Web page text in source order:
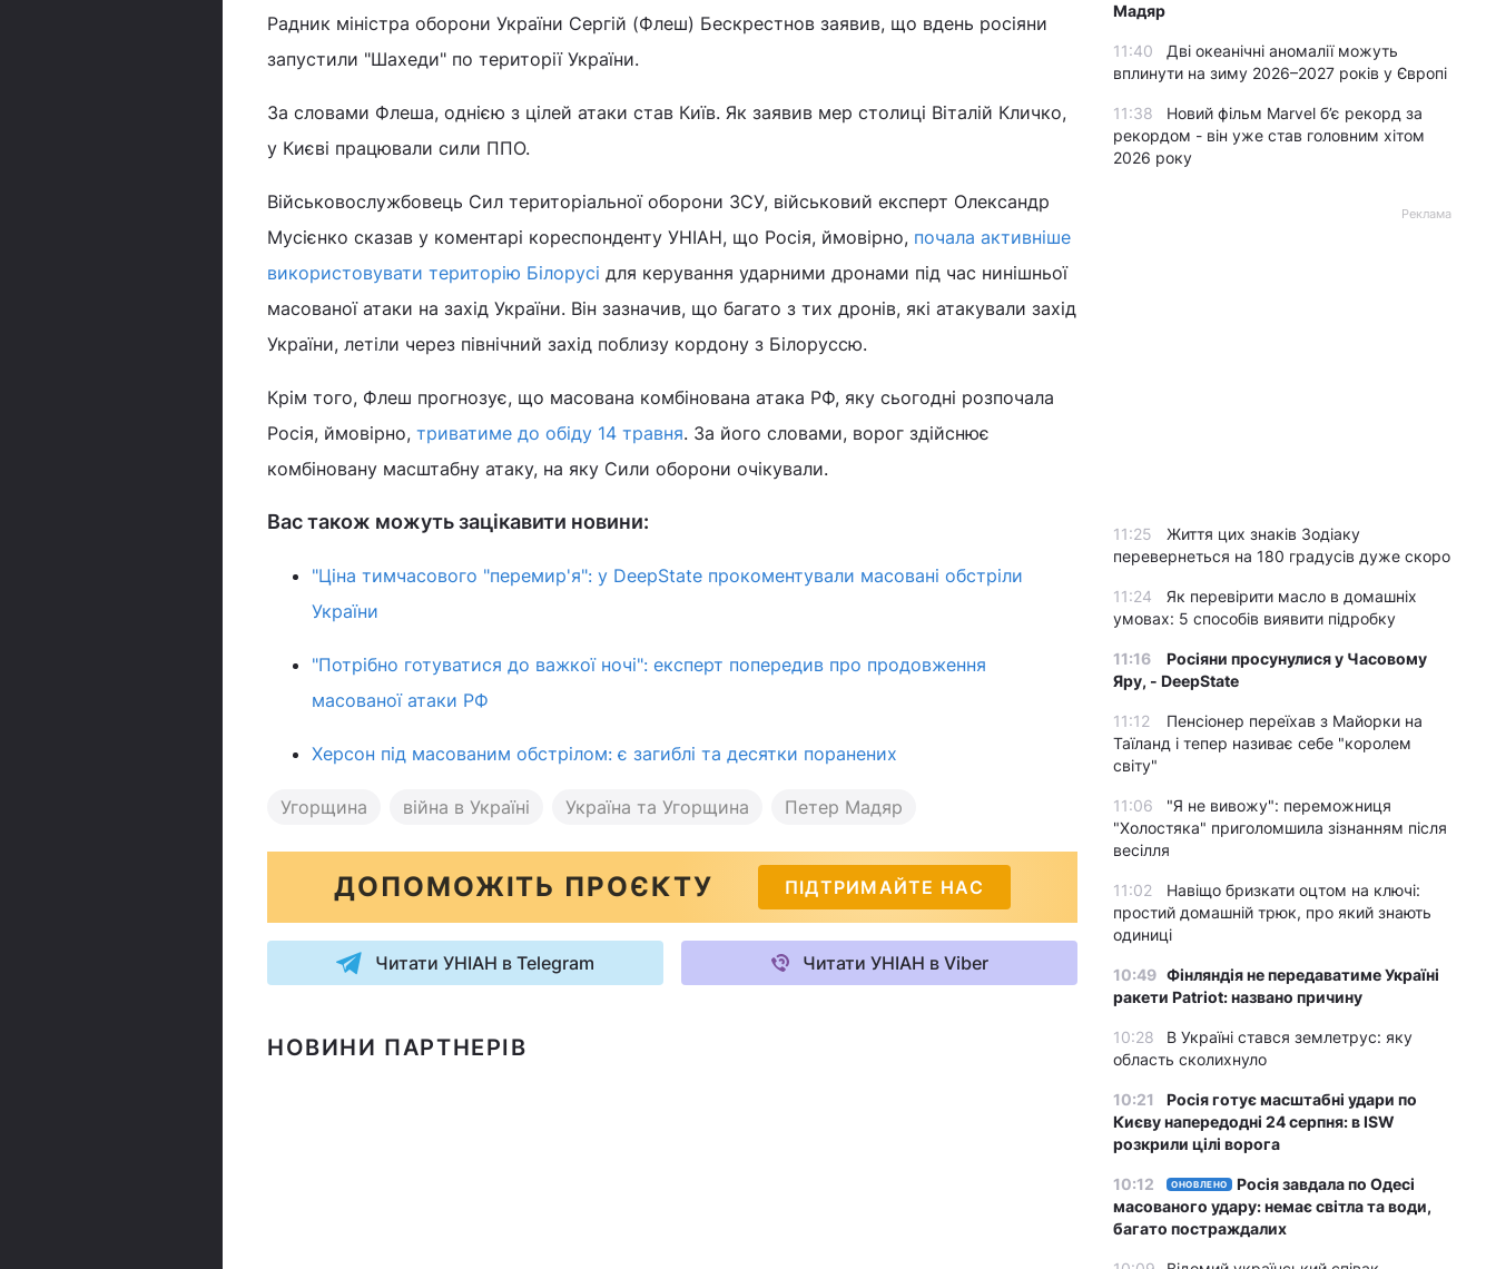
Радник міністра оборони України Сергій (Флеш) Бескрестнов заявив, що вдень росіяни
запустили "Шахеди" по території України.
За словами Флеша, однією з цілей атаки став Київ. Як заявив мер столиці Віталій Кличко,
у Києві працювали сили ППО.
Військовослужбовець Сил територіальної оборони ЗСУ, військовий експерт Олександр
Мусієнко сказав у коментарі кореспонденту УНІАН, що Росія, ймовірно, почала активніше
використовувати територію Білорусі для керування ударними дронами під час нинішньої
масованої атаки на захід України. Він зазначив, що багато з тих дронів, які атакували захід
України, летіли через північний захід поблизу кордону з Білоруссю.
Крім того, Флеш прогнозує, що масована комбінована атака РФ, яку сьогодні розпочала
Росія, ймовірно, триватиме до обіду 14 травня. За його словами, ворог здійснює
комбіновану масштабну атаку, на яку Сили оборони очікували.
Вас також можуть зацікавити новини:
"Ціна тимчасового "перемир'я": у DeepState прокоментували масовані обстріли
України
"Потрібно готуватися до важкої ночі": експерт попередив про продовження
масованої атаки РФ
Херсон під масованим обстрілом: є загиблі та десятки поранених
Угорщина війна в Україні Україна та Угорщина Петер Мадяр
ДОПОМОЖІТЬ ПРОЄКТУ ПІДТРИМАЙТЕ НАС
Читати УНІАН в Telegram Читати УНІАН в Viber
НОВИНИ ПАРТНЕРІВ
Мадяр
11:40
Дві океанічні аномалії можуть
вплинути на зиму 2026–2027 років у Європі
11:38
Новий фільм Marvel б’є рекорд за
рекордом - він уже став головним хітом
2026 року
Реклама
11:25
Життя цих знаків Зодіаку
перевернеться на 180 градусів дуже скоро
11:24
Як перевірити масло в домашніх
умовах: 5 способів виявити підробку
11:16
Росіяни просунулися у Часовому
Яру, - DeepState
11:12
Пенсіонер переїхав з Майорки на
Таїланд і тепер називає себе "королем
світу"
11:06
"Я не вивожу": переможниця
"Холостяка" приголомшила зізнанням після
весілля
11:02
Навіщо бризкати оцтом на ключі:
простий домашній трюк, про який знають
одиниці
10:49 Фінляндія не передаватиме Україні
ракети Patriot: названо причину
10:28
В Україні стався землетрус: яку
область сколихнуло
10:21
Росія готує масштабні удари по
Києву напередодні 24 серпня: в ISW
розкрили цілі ворога
10:12 ОНОВЛЕНО
Росія завдала по Одесі
масованого удару: немає світла та води,
багато постраждалих